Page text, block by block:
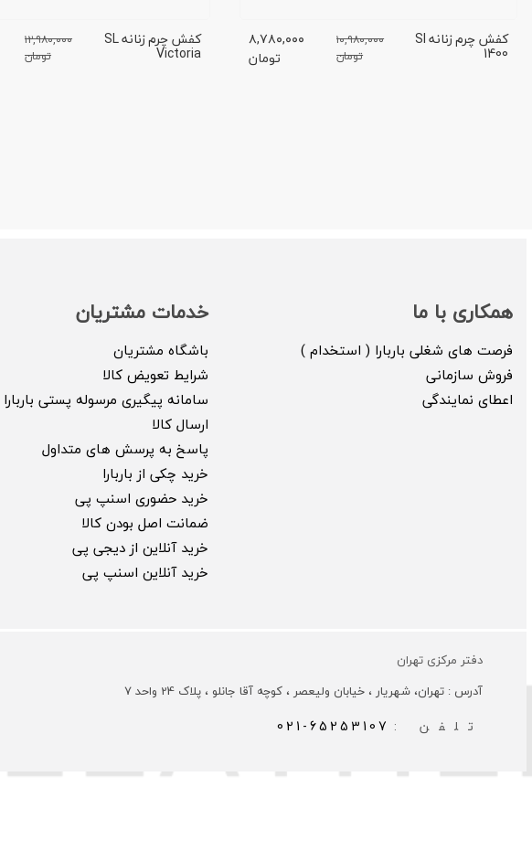
کفش چرم زنانه SI
1400
۱۰,۹۸۰,۰۰۰
تومان
۸,۷۸۰,۰۰۰
تومان
کفش چرم زنانه SL
Victoria
۱۲,۹۸۰,۰۰۰
تومان
همکاری با ما
فرصت های شغلی باربارا ( استخدام )
فروش سازمانی
اعطای نمایندگی
خدمات مشتریان
باشگاه مشتریان
شرایط تعویض کالا
سامانه پیگیری مرسوله پستی باربارا
ارسال کالا
پاسخ به پرسش های متداول
خرید چکی از باربارا
خرید حضوری اسنپ پی
ضمانت اصل بودن کالا
خرید آنلاین از دیجی پی
خرید آنلاین اسنپ پی
دفتر مرکزی تهران
آدرس : تهران، شهریار ، خیابان ولیعصر ، کوچه آقا جانلو ، پلاک 24 واحد 7
تلفن : 021-65253107